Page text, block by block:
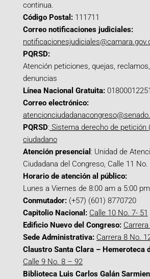
continua.
Código Postal: 111711
Correo notificaciones judiciales:
PQRSD:
Atención peticiones, quejas,
denuncias
Línea Nacional Gratuita:
Correo electrónico:
PQRSD: Sistema derecho de petición
ciudadano
Atención presencial : Unidad de
Ciudadana del Congreso, Calle 11
Horario de atención al público:
Lunes a Viernes de 8:00 am a 5:00 pm
Conmutador: (+57) (601) 8770720
Capitolio Nacional: Calle 10 No. 7- 51
Edificio Nuevo del Congreso:
Sede Administrativa: Carrera 8 No.
Claustro Santa Clara – Hemeroteca
Calle 9 No. 8 – 92
Biblioteca Luis Carlos Galán